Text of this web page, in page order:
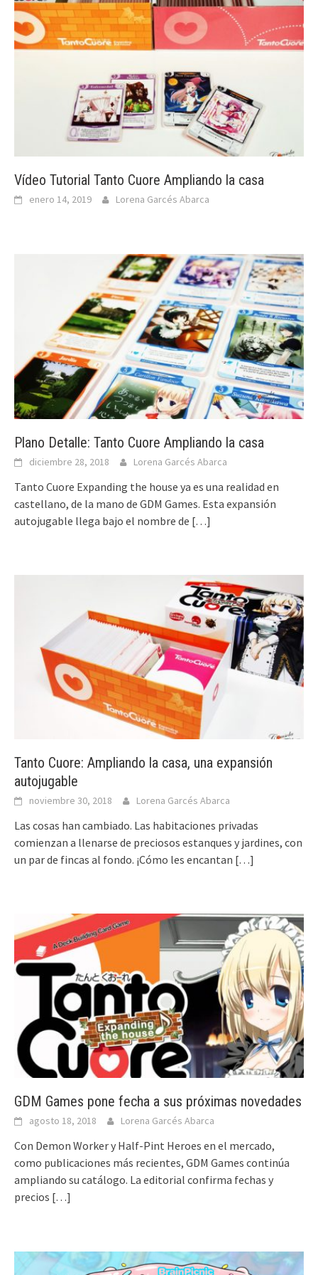
Vídeo Tutorial Tanto Cuore Ampliando la casa
enero 14, 2019 Lorena Garcés Abarca
Plano Detalle: Tanto Cuore Ampliando la casa
diciembre 28, 2018 Lorena Garcés Abarca
Tanto Cuore Expanding the house ya es una realidad en
castellano, de la mano de GDM Games. Esta expansión
autojugable llega bajo el nombre de […]
Tanto Cuore: Ampliando la casa, una expansión
autojugable
noviembre 30, 2018 Lorena Garcés Abarca
Las cosas han cambiado. Las habitaciones privadas
comienzan a llenarse de preciosos estanques y jardines, con
un par de fincas al fondo. ¡Cómo les encantan […]
GDM Games pone fecha a sus próximas novedades
agosto 18, 2018 Lorena Garcés Abarca
Con Demon Worker y Half-Pint Heroes en el mercado,
como publicaciones más recientes, GDM Games continúa
ampliando su catálogo. La editorial confirma fechas y
precios […]